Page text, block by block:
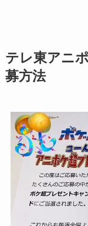
テレ東アニ
募方法